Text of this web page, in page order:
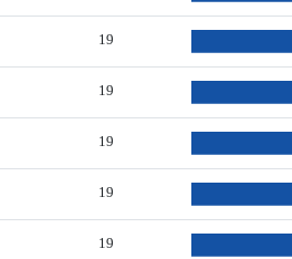
19
19
19
19
19